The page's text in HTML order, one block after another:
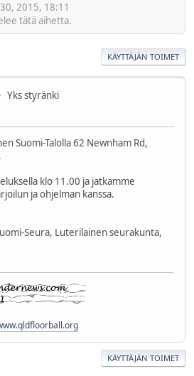
2015, 18:11
tätä aihetta.
KÄYTTÄJÄN TOIMET
Yks styränki
Suomi-Talolla 62 Newnham Rd,
klo 11.00 ja jatkamme
ja ohjelman kanssa.
Seura, Luterilainen seurakunta,
KÄYTTÄJÄN TOIMET